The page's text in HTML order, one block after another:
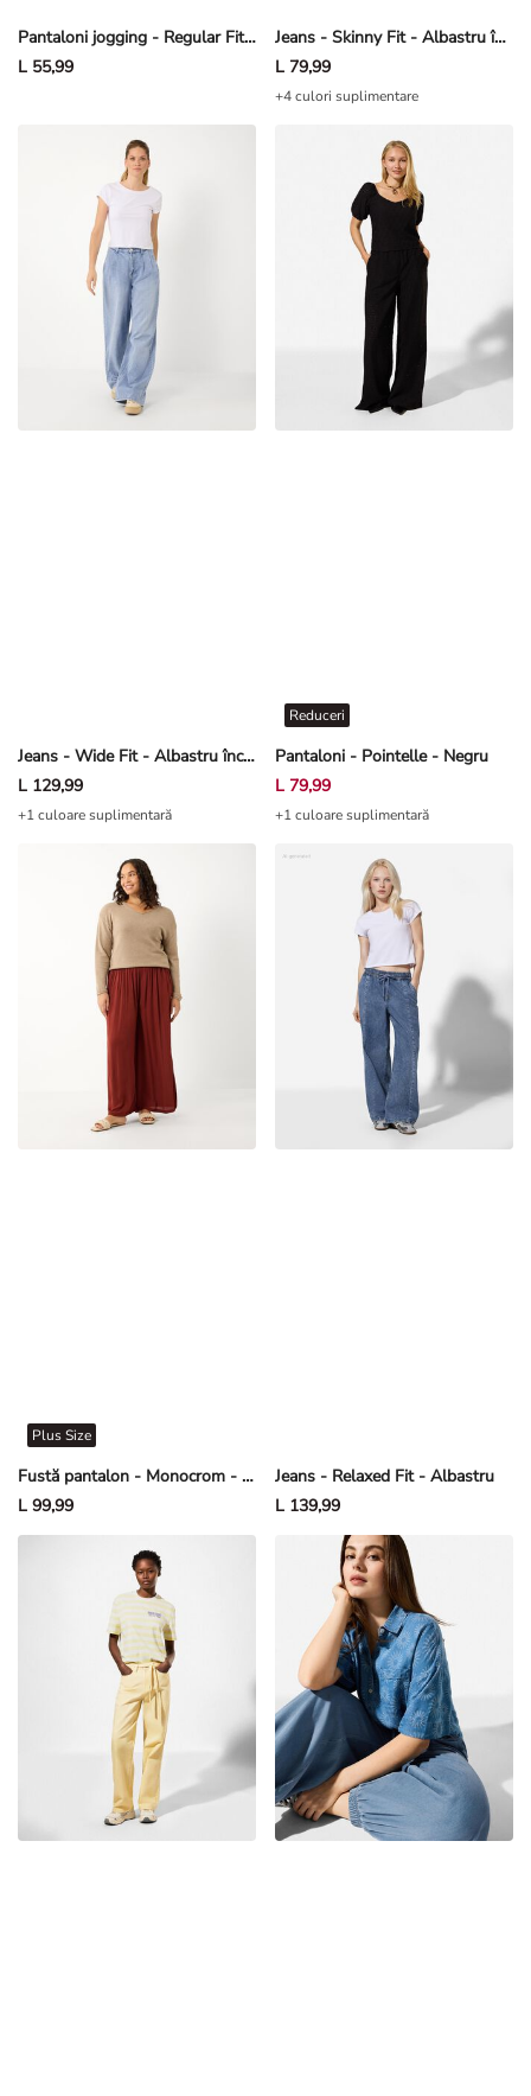
Pantaloni jogging - Regular Fit - Negru
L 55,99
Jeans - Skinny Fit - Albastru închis
L 79,99
+4 culori suplimentare
Jeans - Wide Fit - Albastru închis
L 129,99
+1 culoare suplimentară
Pantaloni - Pointelle - Negru
Reduceri
L 79,99
+1 culoare suplimentară
Fustă pantalon - Monocrom - Maro închis
Plus Size
L 99,99
Jeans - Relaxed Fit - Albastru
L 139,99